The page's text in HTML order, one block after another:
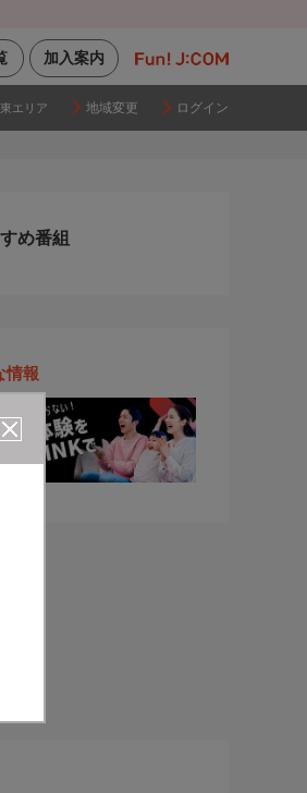
加入案内
エリア 地域変更 ログイン
め番組
情報